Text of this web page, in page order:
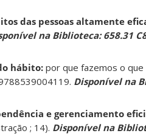
das pessoas altamente
na Biblioteca: 658.31
hábito: por que fazemos o que
Disponível na
e gerenciamento
; 14). Disponível na